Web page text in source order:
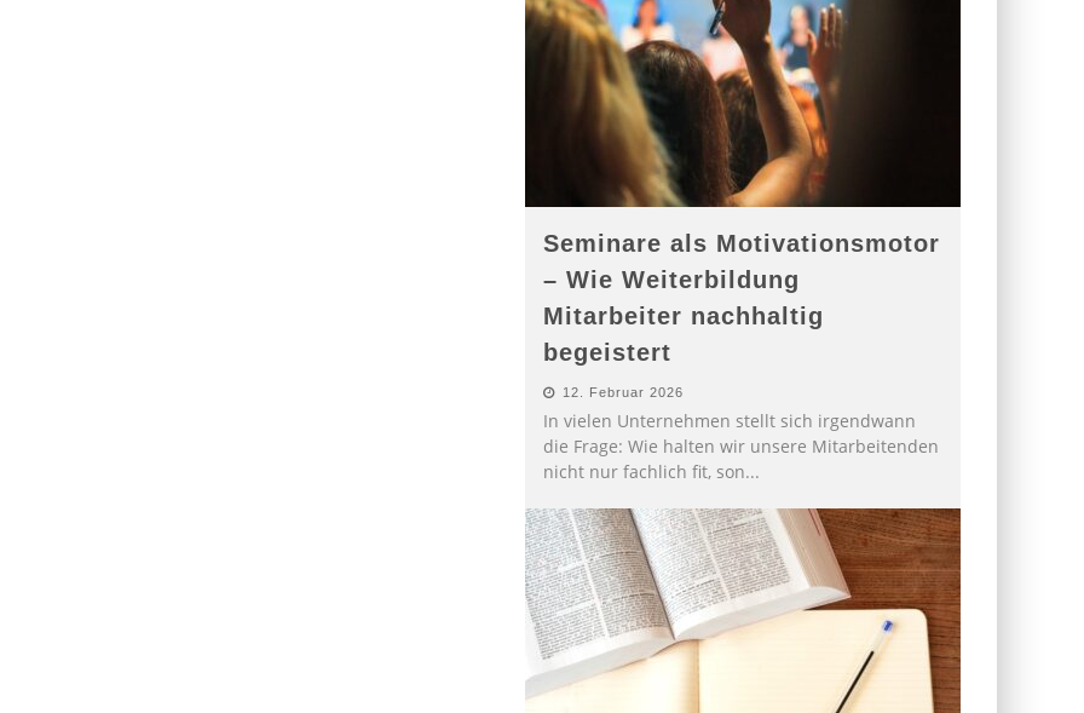
Seminare als Motivationsmotor
– Wie Weiterbildung
Mitarbeiter nachhaltig
begeistert
12. Februar 2026
In vielen Unternehmen stellt sich irgendwann
die Frage: Wie halten wir unsere Mitarbeitenden
nicht nur fachlich fit, son...